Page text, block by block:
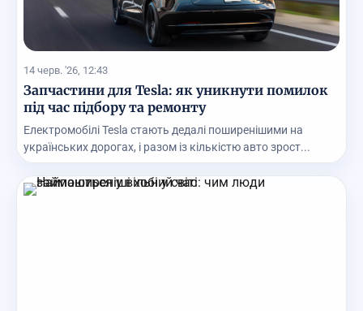
14 черв. '26, 12:43
Запчастини для Tesla: як уникнути помилок
під час підбору та ремонту
Електромобілі Tesla стають дедалі поширенішими на
українських дорогах, і разом із кількістю авто зрост...